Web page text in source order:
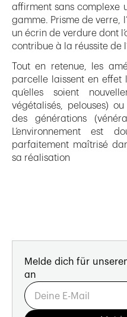
affirment sans complexe
gamme. Prisme de verre,
un écrin de verdure dont
contribue à la réussite de
Tout en retenue, les
parcelle laissent en effet
qu’elles soient
végétalisés, pelouses)
des générations
L’environnement
parfaitement maîtrisé
sa réalisation
Melde dich für
an